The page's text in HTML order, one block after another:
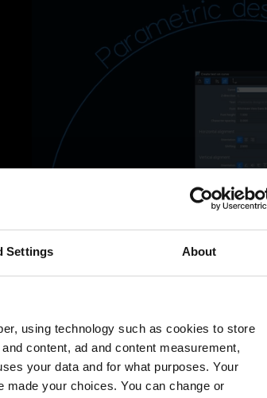
Settings About
using technology such as cookies to store
content, ad and content measurement,
your data and for what purposes. Your
your choices. You can change or